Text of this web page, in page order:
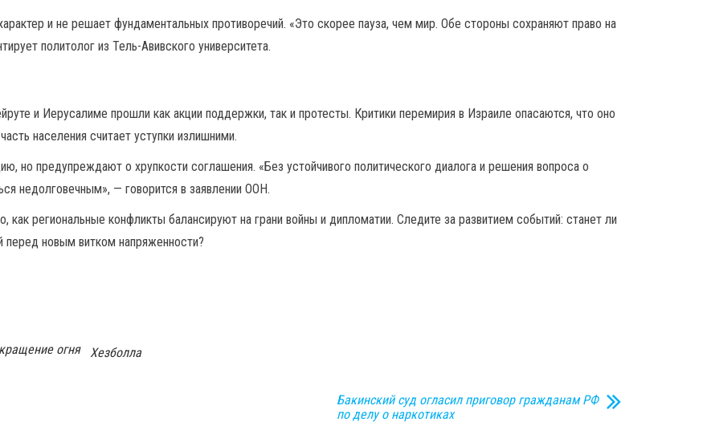
и не решает фундаментальных противоречий. «Это скорее пауза, чем мир. Обе стороны сохраняют право на
политолог из Тель-Авивского университета.
и Иерусалиме прошли как акции поддержки, так и протесты. Критики перемирия в Израиле опасаются, что оно
населения считает уступки излишними.
но предупреждают о хрупкости соглашения. «Без устойчивого политического диалога и решения вопроса о
недолговечным», — говорится в заявлении ООН.
как региональные конфликты балансируют на грани войны и дипломатии. Следите за развитием событий: станет ли
новым витком напряженности?
огня Хезболла
Бакинский суд огласил приговор гражданам РФ
по делу о наркотиках